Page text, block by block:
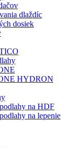
dlaždíc
dosiek
HYDRON
na HDF
na lepenie